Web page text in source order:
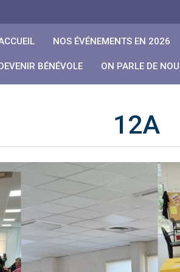
NOS ÉVÉNEMENTS EN 2026
BÉNÉVOLE ON PARLE DE
12A